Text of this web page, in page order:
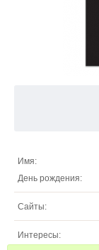
Имя:
День рождения:
Сайты:
Интересы: